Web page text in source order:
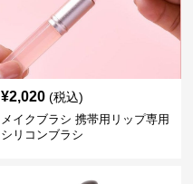
¥2,020 (税込)
メイクブラシ 携帯用リップ専用
シリコンブラシ